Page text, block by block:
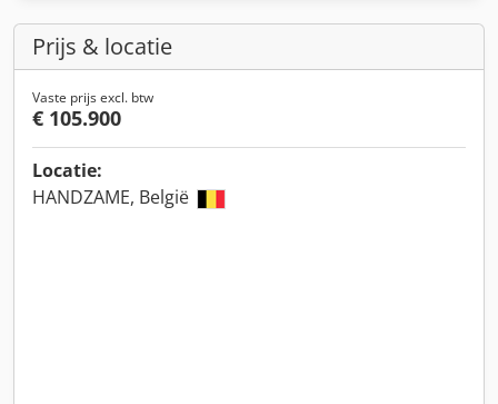
Prijs & locatie
Vaste prijs excl. btw
€ 105.900
Locatie:
HANDZAME, België